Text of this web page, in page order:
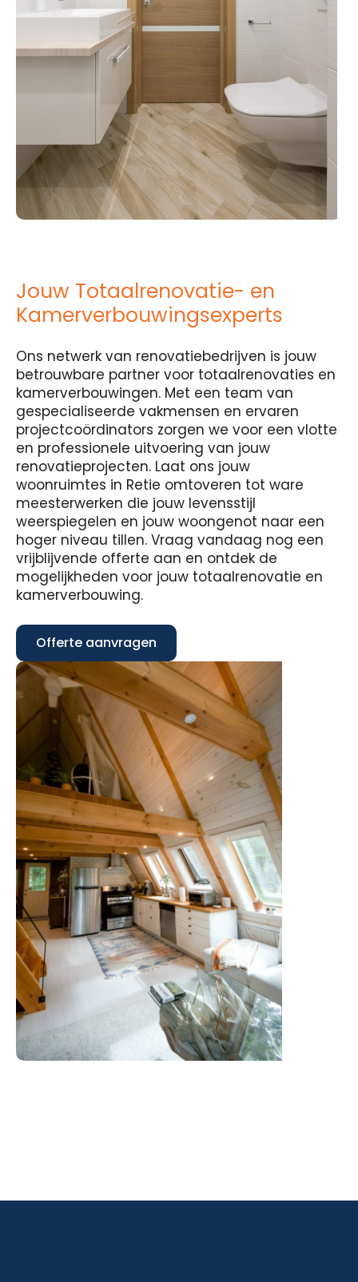
Jouw Totaalrenovatie- en
Kamerverbouwingsexperts
Ons netwerk van renovatiebedrijven is jouw
betrouwbare partner voor totaalrenovaties en
kamerverbouwingen. Met een team van
gespecialiseerde vakmensen en ervaren
projectcoördinators zorgen we voor een vlotte
en professionele uitvoering van jouw
renovatieprojecten. Laat ons jouw
woonruimtes in Retie omtoveren tot ware
meesterwerken die jouw levensstijl
weerspiegelen en jouw woongenot naar een
hoger niveau tillen. Vraag vandaag nog een
vrijblijvende offerte aan en ontdek de
mogelijkheden voor jouw totaalrenovatie en
kamerverbouwing.
Offerte aanvragen